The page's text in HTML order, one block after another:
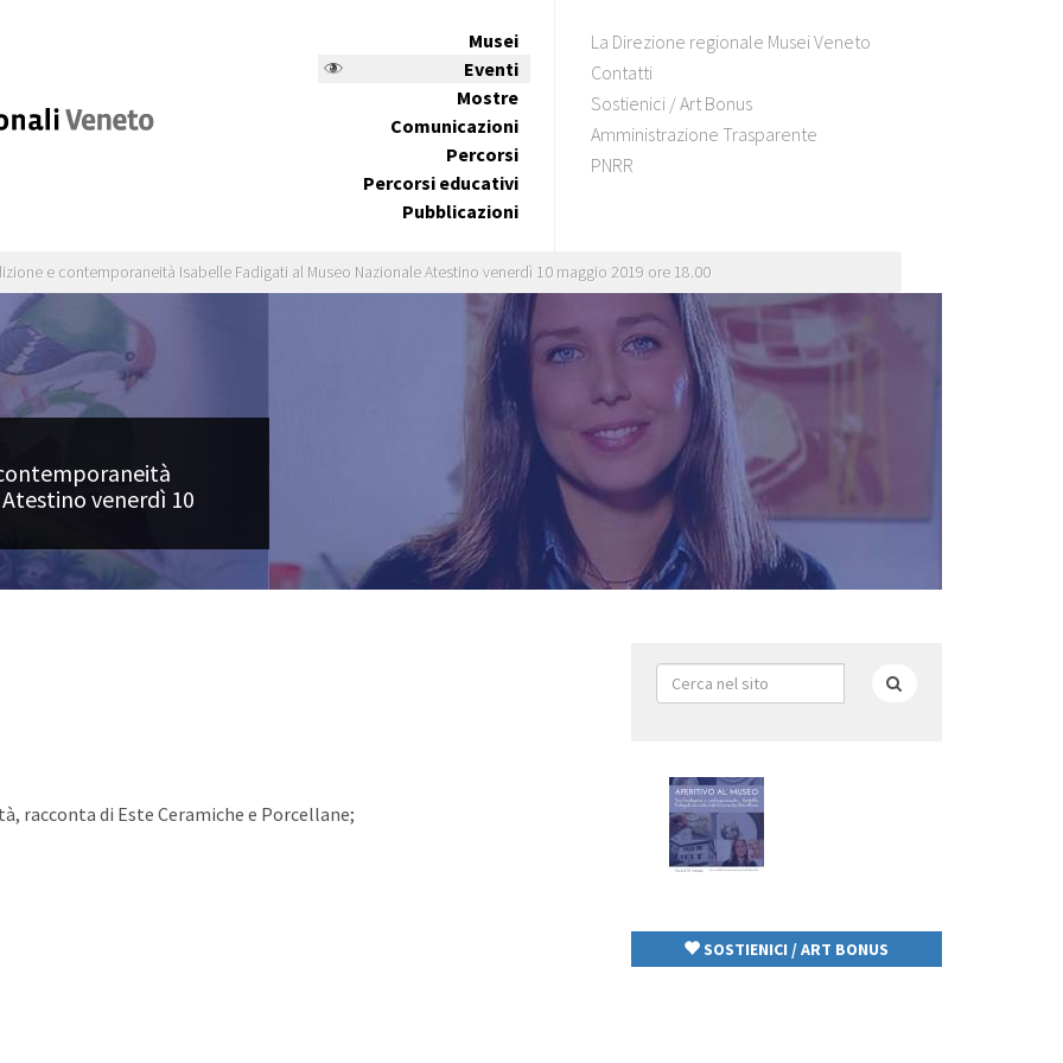
Musei
Eventi
Mostre
Comunicazioni
Percorsi
Percorsi educativi
Pubblicazioni
La Direzione regionale Musei Veneto
Contatti
Sostienici / Art Bonus
Amministrazione Trasparente
PNRR
e contemporaneità Isabelle Fadigati al Museo Nazionale Atestino venerdì 10 maggio 2019 ore 18.00
venerdì 10
racconta di Este Ceramiche e Porcellane;
Form
di
SOSTIENICI / ART BONUS